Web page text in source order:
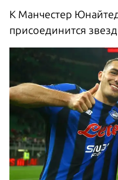
К Манчестер
присоединится